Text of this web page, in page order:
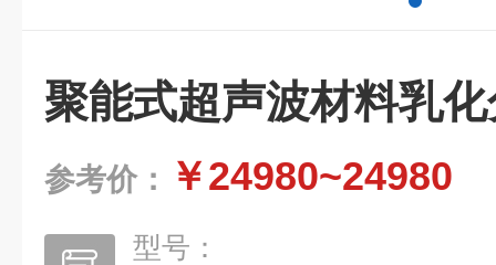
聚能式超声波材料乳
参考价： ￥24980~24980
型号：